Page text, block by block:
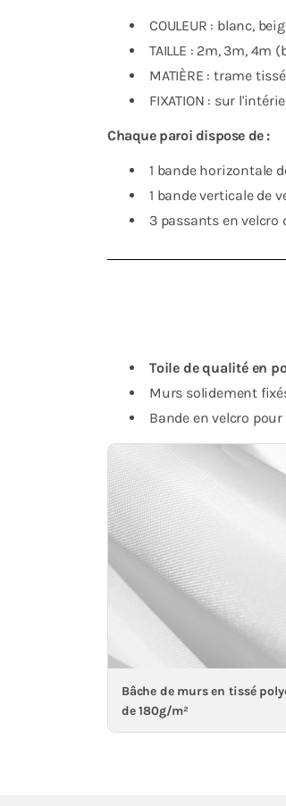
COULEUR : blanc,
TAILLE : 2m, 3m,
MATIÈRE : trame
FIXATION : sur
Chaque paroi dispose de :
1 bande horizontale
1 bande verticale de
3 passants en
Toile de qualité en
Murs solidement
Bande en velcro
Bâche de murs en tissé
de 180g/m²